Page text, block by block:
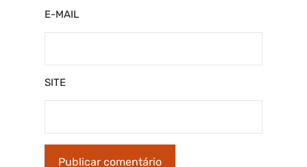
E-MAIL
SITE